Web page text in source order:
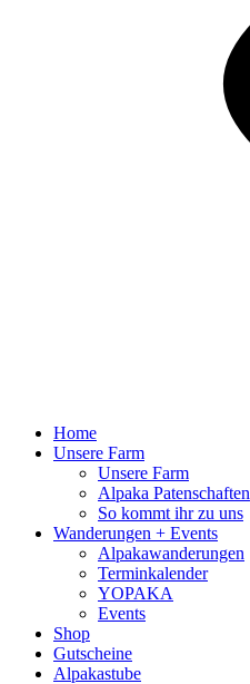
Home
Unsere Farm
Unsere Farm
Alpaka Patenschaften
So kommt ihr zu uns
Wanderungen + Events
Alpakawanderungen
Terminkalender
YOPAKA
Events
Shop
Gutscheine
Alpakastube